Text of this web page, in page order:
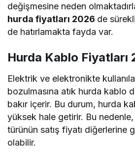
değişmesine neden
hurda fiyatları 2026 de
de hatırlamakta fayda var.
Hurda Kablo Fiyatları
Elektrik ve elektronikte
bozulmasına atık hurda kablo
bakır içerir. Bu durum, hurda
yüksek hale getirir. Bu
türünün satış fiyatı diğerlerine
olabilir.